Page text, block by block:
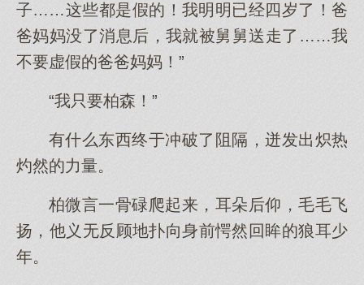
子……这些都是假的！我明明已经四岁了！爸
爸妈妈没了消息后，我就被舅舅送走了……我
不要虚假的爸爸妈妈！”
“我只要柏森！”
有什么东西终于冲破了阻隔，迸发出炽热
灼然的力量。
柏微言一骨碌爬起来，耳朵后仰，毛毛飞
扬，他义无反顾地扑向身前愕然回眸的狼耳少
年。